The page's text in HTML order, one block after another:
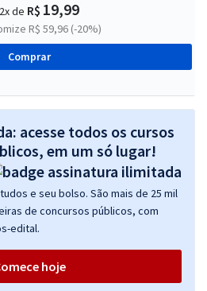
de R$ 19,99
R$ 59,96 (-20%)
Comprar
acesse todos os cursos
em um só lugar!
e seu bolso. São mais de 25 mil
de concursos públicos, com
edital.
hoje